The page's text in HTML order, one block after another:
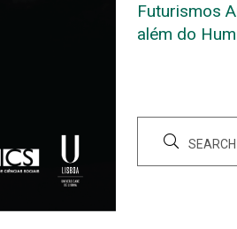
Futurismos
além do